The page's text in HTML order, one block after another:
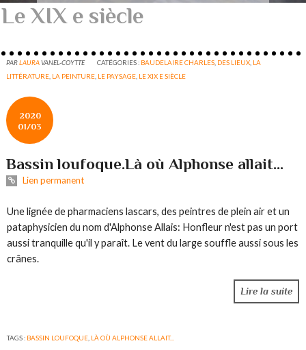
Le XIX e siècle
PARLAURAVANEL-COYTTE CATÉGORIES : BAUDELAIRE CHARLES DES LIEUX LA
LITTÉRATURE LA PEINTURE LE PAYSAGE LE XIX E SIÈCLE
2020
01/03
Bassin loufoque.Là où Alphonse allait...
Lien permanent
Une lignée de pharmaciens lascars, des peintres de plein air et un
pataphysicien du nom d'Alphonse Allais: Honfleur n'est pas un port
aussi tranquille qu'il y paraît. Le vent du large souffle aussi sous les
crânes.
Lire la suite
TAGS : BASSIN LOUFOQUE, LÀ OÙ ALPHONSE ALLAIT...